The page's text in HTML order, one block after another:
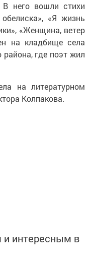
В него вошли стихи
«Я жизнь
«Женщина, ветер
на кладбище села
где поэт жил
на литературном
Колпакова.
интересным в